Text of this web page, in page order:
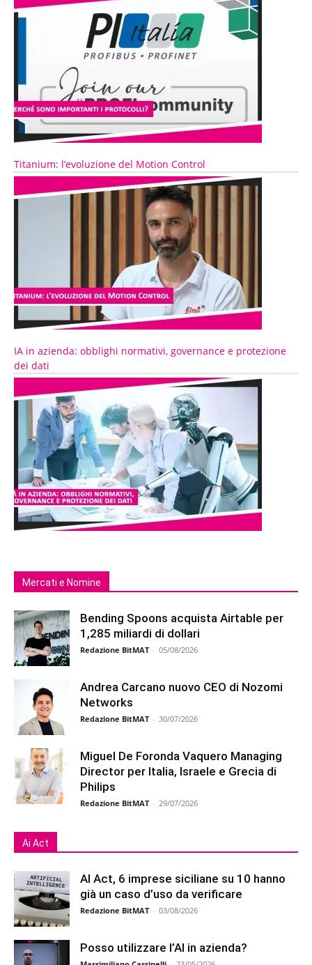
Titanium: l’evoluzione del Motion Control
IA in azienda: obblighi normativi, governance e protezione
dei dati
Mercati e Nomine
Bending Spoons acquista Airtable per
1,285 miliardi di dollari
Redazione BitMAT - 05/08/2026
Andrea Carcano nuovo CEO di Nozomi
Networks
Redazione BitMAT - 30/07/2026
Miguel De Foronda Vaquero Managing
Director per Italia, Israele e Grecia di
Philips
Redazione BitMAT - 29/07/2026
Ai Act
AI Act, 6 imprese siciliane su 10 hanno
già un caso d’uso da verificare
Redazione BitMAT - 03/08/2026
Posso utilizzare l’AI in azienda?